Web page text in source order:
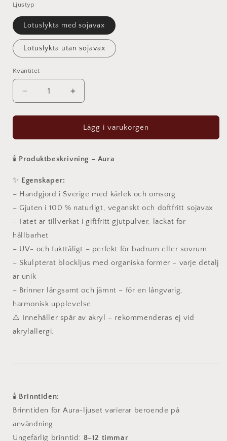
Ljustyp
Lotuslykta med sojavax
Lotuslykta utan sojavax
Kvantitet
Kvantitet
Minska
kvantitet
för
–
ljus
fat
harmoni.
Öka
kvantitet
för
Aura
–
ljus
i
perfekt
harmoni.
Lägg i varukorgen
🕯️ Produktbeskrivning – Aura
✨ Egenskaper:
– Handgjord i Sverige med kärlek och omsorg
– Gjuten i 100 % naturligt, veganskt och doftfritt sojavax
– Fatet är tillverkat i giftfritt gjutpulver, lackat för
hållbarhet
– UV- och fukttåligt – perfekt för badrum eller sovrum
– Skulpterat blockljus med organiska former – varje detalj
är unik
– Brinner långsamt och jämnt – för en långvarig,
harmonisk upplevelse
⚠️ Innehåller spår av akryl – rekommenderas ej vid
akrylallergi.
🕯️ Brinntiden:
Brinntiden för Aura-ljuset varierar beroende på
användning:
Ungefärlig brinntid: 8–12 timmar